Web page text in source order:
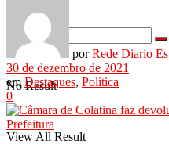
No Result
View All Result
por Rede Diario Es
30 de dezembro de 2021
em Destaques, Política
0